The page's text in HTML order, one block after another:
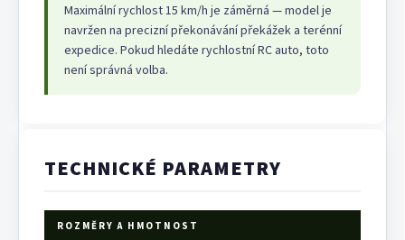
Maximální rychlost 15 km/h je záměrná — model je
navržen na precizní překonávání překážek a terénní
expedice. Pokud hledáte rychlostní RC auto, toto
není správná volba.
TECHNICKÉ PARAMETRY
ROZMĚRY A HMOTNOST